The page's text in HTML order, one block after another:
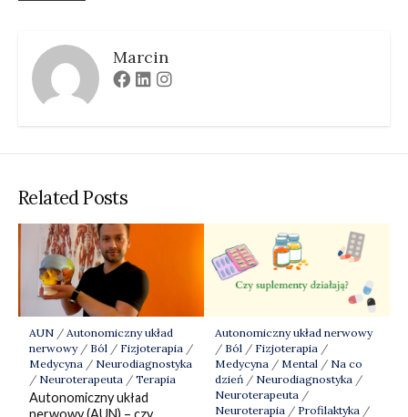
Marcin
Facebook
LinkedinInstagram
Related Posts
AUN/ Autonomiczny układ
nerwowy/ Ból / Fizjoterapia /
Medycyna / Neurodiagnostyka
/ Neuroterapeuta / Terapia
Autonomiczny układ
nerwowy (AUN) – czy
Autonomiczny układ nerwowy
/ Ból / Fizjoterapia /
Medycyna / Mental / Na co
dzień/ Neurodiagnostyka /
Neuroterapeuta /
Neuroterapia / Profilaktyka /